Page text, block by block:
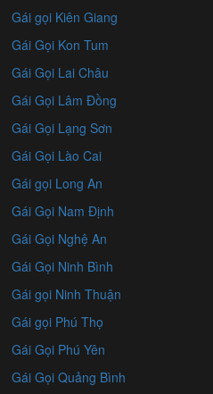
Gái gọi Kiên Giang
Gái Gọi Kon Tum
Gái Gọi Lai Châu
Gái Gọi Lâm Đồng
Gái Gọi Lạng Sơn
Gái Gọi Lào Cai
Gái gọi Long An
Gái Gọi Nam Định
Gái Gọi Nghệ An
Gái Gọi Ninh Bình
Gái gọi Ninh Thuận
Gái gọi Phú Thọ
Gái Gọi Phú Yên
Gái Gọi Quảng Bình